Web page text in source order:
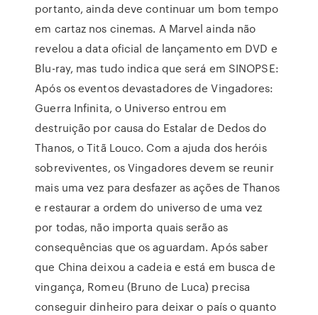
portanto, ainda deve continuar um bom tempo
em cartaz nos cinemas. A Marvel ainda não
revelou a data oficial de lançamento em DVD e
Blu-ray, mas tudo indica que será em SINOPSE:
Após os eventos devastadores de Vingadores:
Guerra Infinita, o Universo entrou em
destruição por causa do Estalar de Dedos do
Thanos, o Titã Louco. Com a ajuda dos heróis
sobreviventes, os Vingadores devem se reunir
mais uma vez para desfazer as ações de Thanos
e restaurar a ordem do universo de uma vez
por todas, não importa quais serão as
consequências que os aguardam. Após saber
que China deixou a cadeia e está em busca de
vingança, Romeu (Bruno de Luca) precisa
conseguir dinheiro para deixar o país o quanto